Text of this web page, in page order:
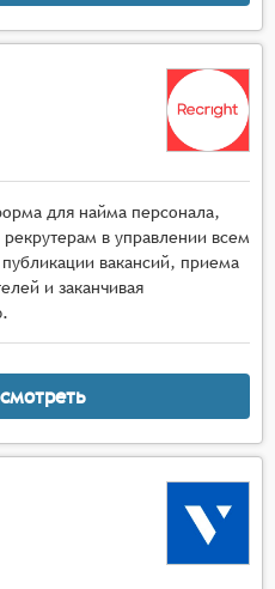
для найма персонала,
в управлении всем
вакансий, приема
и заканчивая